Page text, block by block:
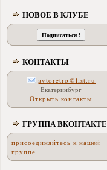
НОВОЕ В КЛУБЕ
КОНТАКТЫ
avtoretro@list.ru
Екатеринбург
Открыть контакты
ГРУППА ВКОНТАКТЕ
присоединяйтесь к нашей
группе